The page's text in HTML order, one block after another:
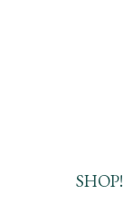
SHOP!